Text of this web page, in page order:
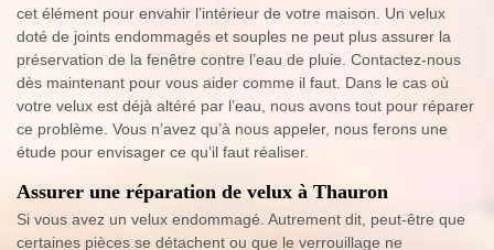
cet élément pour envahir l’intérieur de votre maison. Un velux
doté de joints endommagés et souples ne peut plus assurer la
préservation de la fenêtre contre l’eau de pluie. Contactez-nous
dès maintenant pour vous aider comme il faut. Dans le cas où
votre velux est déjà altéré par l’eau, nous avons tout pour réparer
ce problème. Vous n’avez qu’à nous appeler, nous ferons une
étude pour envisager ce qu’il faut réaliser.
Assurer une réparation de velux à Thauron
Si vous avez un velux endommagé. Autrement dit, peut-être que
certaines pièces se détachent ou que le verrouillage ne